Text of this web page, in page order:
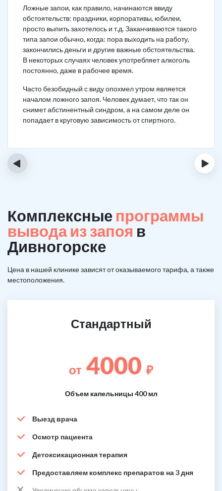
Ложные запои, как правило, начинаются ввиду
обстоятельств: праздники, корпоративы, юбилеи,
просто выпить захотелось и т.д. Заканчиваются такого
типа запои обычно, когда: пора выходить на работу,
закончились деньги и другие важные обстоятельства.
В некоторых случаях человек употребляет алкоголь
постоянно, даже в рабочее время.
Часто безобидный с виду опохмел утром является
началом ложного запоя. Человек думает, что так он
снимет абстинентный синдром, а на самом деле он
попадает в круговую зависимость от спиртного.
‹ ›
Комплексные программы
вывода из запоя в
Дивногорске
Цена в нашей клинике зависят от оказываемого тарифа, а также
местоположения.
Стандартный
от 4000 ₽
Объем капельницы 400 мл
Выезд врача
Осмотр пациента
Детоксикационная терапия
Предоставляем комплекс препаратов на 3 дня